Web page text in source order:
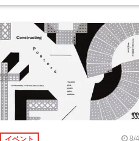
イベント 8/4